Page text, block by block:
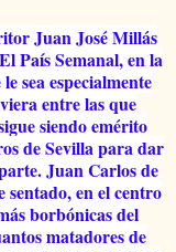
Juan José Millás
País Semanal, en la
sea especialmente
entre las que
siendo emérito
de Sevilla para dar
Juan Carlos de
en el centro
borbónicas del
matadores de